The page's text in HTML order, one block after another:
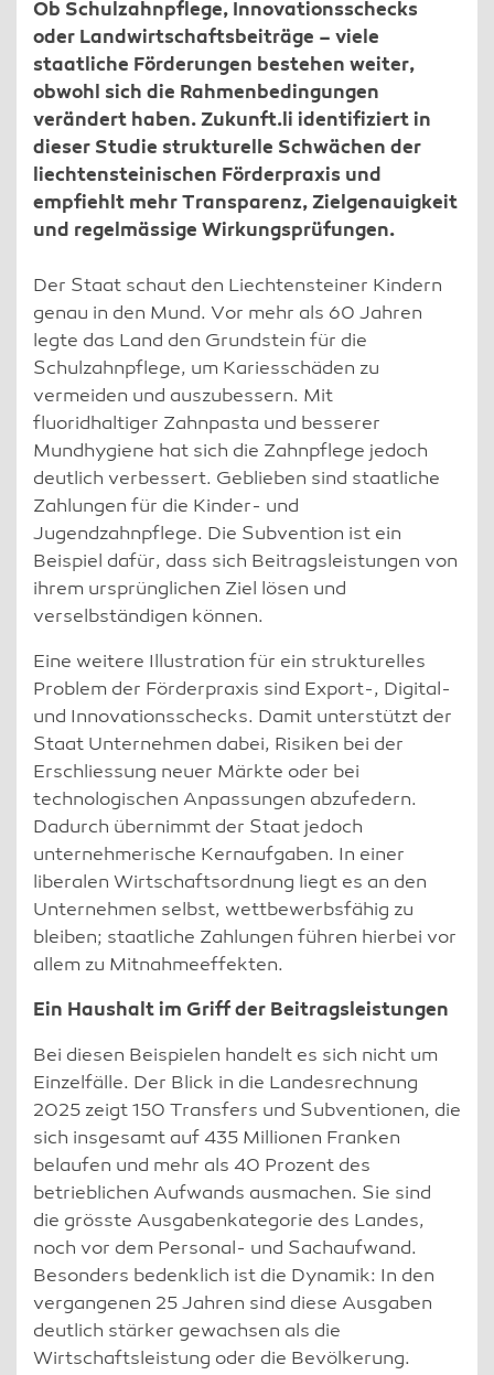
Ob Schulzahnpflege, Innovationsschecks
oder Landwirtschaftsbeiträge – viele
staatliche Förderungen bestehen weiter,
obwohl sich die Rahmenbedingungen
verändert haben. Zukunft.li identifiziert in
dieser Studie strukturelle Schwächen der
liechtensteinischen Förderpraxis und
empfiehlt mehr Transparenz, Zielgenauigkeit
und regelmässige Wirkungsprüfungen.
Der Staat schaut den Liechtensteiner Kindern
genau in den Mund. Vor mehr als 60 Jahren
legte das Land den Grundstein für die
Schulzahnpflege, um Kariesschäden zu
vermeiden und auszubessern. Mit
fluoridhaltiger Zahnpasta und besserer
Mundhygiene hat sich die Zahnpflege jedoch
deutlich verbessert. Geblieben sind staatliche
Zahlungen für die Kinder- und
Jugendzahnpflege. Die Subvention ist ein
Beispiel dafür, dass sich Beitragsleistungen von
ihrem ursprünglichen Ziel lösen und
verselbständigen können.
Eine weitere Illustration für ein strukturelles
Problem der Förderpraxis sind Export-, Digital-
und Innovationsschecks. Damit unterstützt der
Staat Unternehmen dabei, Risiken bei der
Erschliessung neuer Märkte oder bei
technologischen Anpassungen abzufedern.
Dadurch übernimmt der Staat jedoch
unternehmerische Kernaufgaben. In einer
liberalen Wirtschaftsordnung liegt es an den
Unternehmen selbst, wettbewerbsfähig zu
bleiben; staatliche Zahlungen führen hierbei vor
allem zu Mitnahmeeffekten.
Ein Haushalt im Griff der Beitragsleistungen
Bei diesen Beispielen handelt es sich nicht um
Einzelfälle. Der Blick in die Landesrechnung
2025 zeigt 150 Transfers und Subventionen, die
sich insgesamt auf 435 Millionen Franken
belaufen und mehr als 40 Prozent des
betrieblichen Aufwands ausmachen. Sie sind
die grösste Ausgabenkategorie des Landes,
noch vor dem Personal- und Sachaufwand.
Besonders bedenklich ist die Dynamik: In den
vergangenen 25 Jahren sind diese Ausgaben
deutlich stärker gewachsen als die
Wirtschaftsleistung oder die Bevölkerung.